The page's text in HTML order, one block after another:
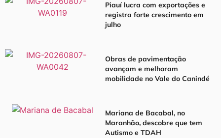
Piauí lucra com exportações e
registra forte crescimento em
julho
Obras de pavimentação
avançam e melhoram
mobilidade no Vale do Canindé
Mariana de Bacabal, no
Maranhão, descobre que tem
Autismo e TDAH